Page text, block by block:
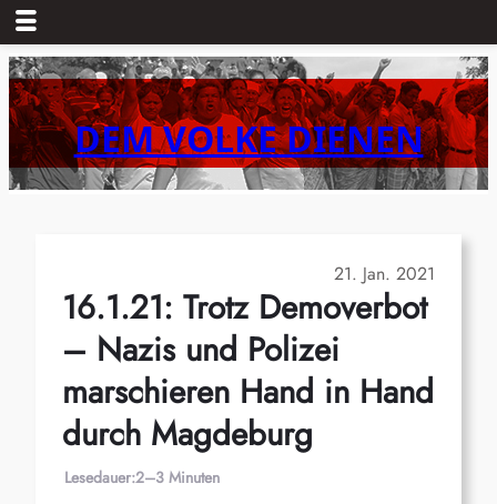
Zum
Inhalt
springenDEM VOLKE DIENEN
21. Jan. 2021
16.1.21: Trotz Demoverbot
– Nazis und Polizei
marschieren Hand in Hand
durch Magdeburg
Lesedauer:2–3 Minuten